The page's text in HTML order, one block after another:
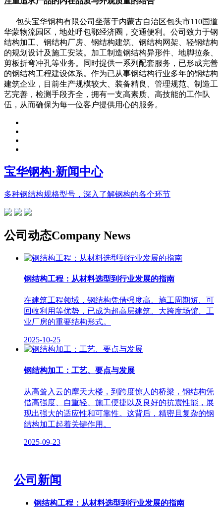
包头宝华钢构有限公司坐落于内蒙古自治区包头市110国道
华蒙物流园区，地处呼包鄂经济圈，交通便利。公司致力于钢
结构加工、钢结构厂房、钢结构建筑、钢结构网架、轻钢结构
的规划设计及施工安装。加工制造钢结构异形件、地脚拉条、
剪板折弯冲孔等业务。同时提供一系列配套服务，已形成完善
的钢结构工程建设体系。作为已从事钢结构行业多年的钢结构
建筑企业，目前生产规模较大、装备精良、管理规范、制造工
艺完善，检测手段齐全，拥有一支高素质、高技能的工作队
伍，从而确保为每一位客户提供用心的服务。
宝华钢构·新闻中心
多种钢结构规格型号，深入了解钢构的各个环节
公司动态Company News
钢结构工程：从材料选型到行业发展的指南
在建筑工程领域，钢结构凭借强度高、施工周期短、可
回收利用等优势，已成为超高层建筑、大跨度场馆、工
业厂房的重要结构形式。
2025-10-25
钢结构加工：工艺、要点与发展
从高耸入云的摩天大楼，到跨度惊人的桥梁，钢结构凭
借高强度、自重轻、施工便捷以及良好的抗震性能，展
现出强大的适应性和可靠性。这背后，精密且复杂的钢
结构加工起着关键作用。
2025-09-23
公司新闻
钢结构工程：从材料选型到行业发展的指南